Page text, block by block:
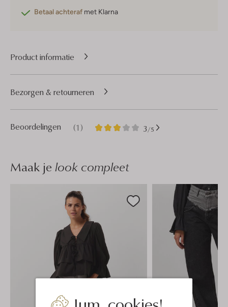
Betaal achteraf met Klarna
Product informatie
Beoordelingen (1) 3/5
1
3
Bezorgen & retourneren
Maak je look compleet